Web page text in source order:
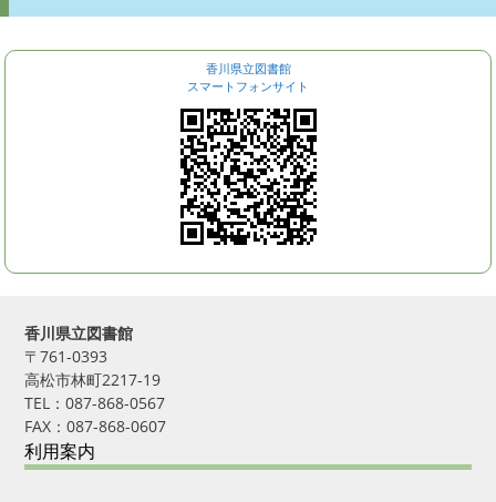
香川県立図書館
スマートフォンサイト
香川県立図書館
〒761-0393
高松市林町2217-19
TEL：087-868-0567
FAX：087-868-0607
利用案内